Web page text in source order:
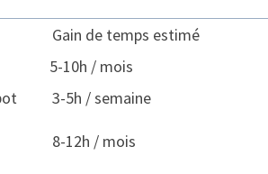
Gain de temps estimé
5-10h / mois
3-5h / semaine
8-12h / mois